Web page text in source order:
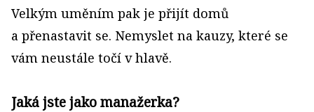
Velkým uměním pak je přijít domů
a přenastavit se. Nemyslet na kauzy, které se
vám neustále točí v hlavě.
Jaká jste jako manažerka?